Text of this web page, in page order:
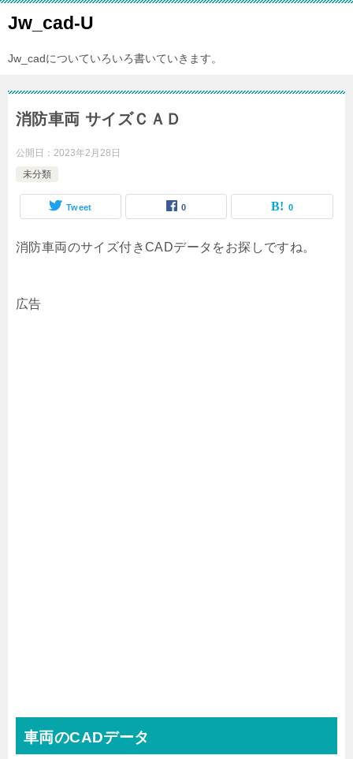
Jw_cad-U
Jw_cadについていろいろ書いていきます。
消防車両 サイズＣＡＤ
公開日： 2023年2月28日
未分類
Tweet 0 0
消防車両のサイズ付きCADデータをお探しですね。
広告
車両のCADデータ